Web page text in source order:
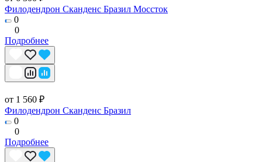
Филодендрон Сканденс Бразил Моссток
0
0
Подробнее
от 1 560 ₽
Филодендрон Сканденс Бразил
0
0
Подробнее